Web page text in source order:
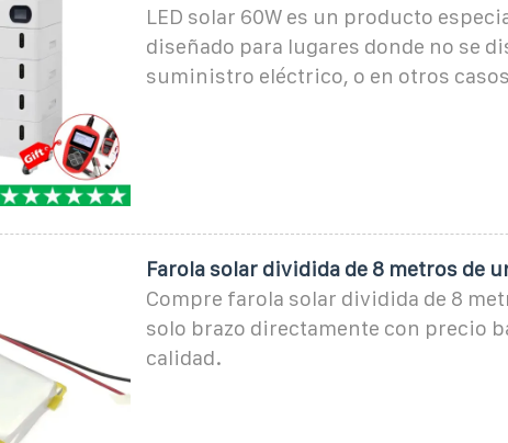
LED solar 60W es un producto
diseñado para lugares donde no se
suministro eléctrico, o en otros casos
Farola solar dividida de 8 metros de
Compre farola solar dividida de 8
solo brazo directamente con precio
calidad.